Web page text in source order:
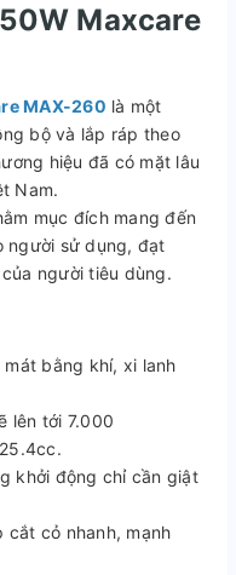
Maxcare
MAX-260 là một
bộ và lắp ráp theo
hiệu đã có mặt lâu
Nam.
mục đích mang đến
người sử dụng, đạt
người tiêu dùng.
bằng khí, xi lanh
lên tới 7.000
khởi động chỉ cần giật
cắt cỏ nhanh, mạnh